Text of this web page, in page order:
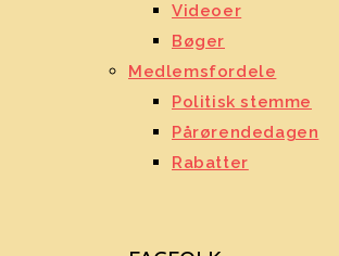
Videoer
Bøger
Medlemsfordele
Politisk stemme
Pårørendedagen
Rabatter